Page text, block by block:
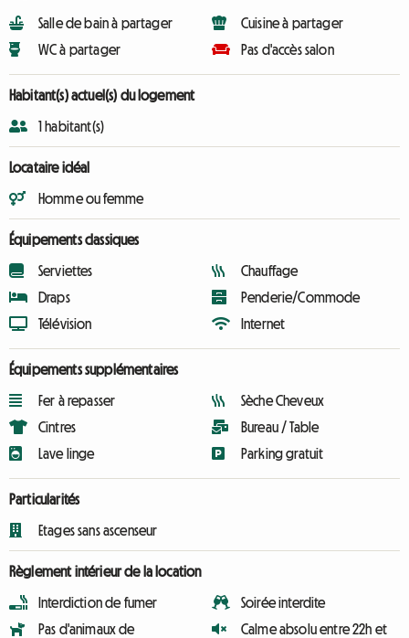
Salle de bain à partager
WC à partager
Cuisine à partager
Pas d'accès salon
Habitant(s) actuel(s) du logement
1 habitant(s)
Locataire idéal
Homme ou femme
Équipements classiques
Serviettes
Draps
Télévision
Chauffage
Penderie/Commode
Internet
Équipements supplémentaires
Fer à repasser
Cintres
Lave linge
Sèche Cheveux
Bureau / Table
Parking gratuit
Particularités
Etages sans ascenseur
Règlement intérieur de la location
Interdiction de fumer
Pas d'animaux de
Soirée interdite
Calme absolu entre 22h et